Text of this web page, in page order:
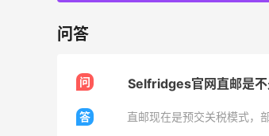
问答
问 Selfridges官网直邮是不
答 直邮现在是预交关税模式，